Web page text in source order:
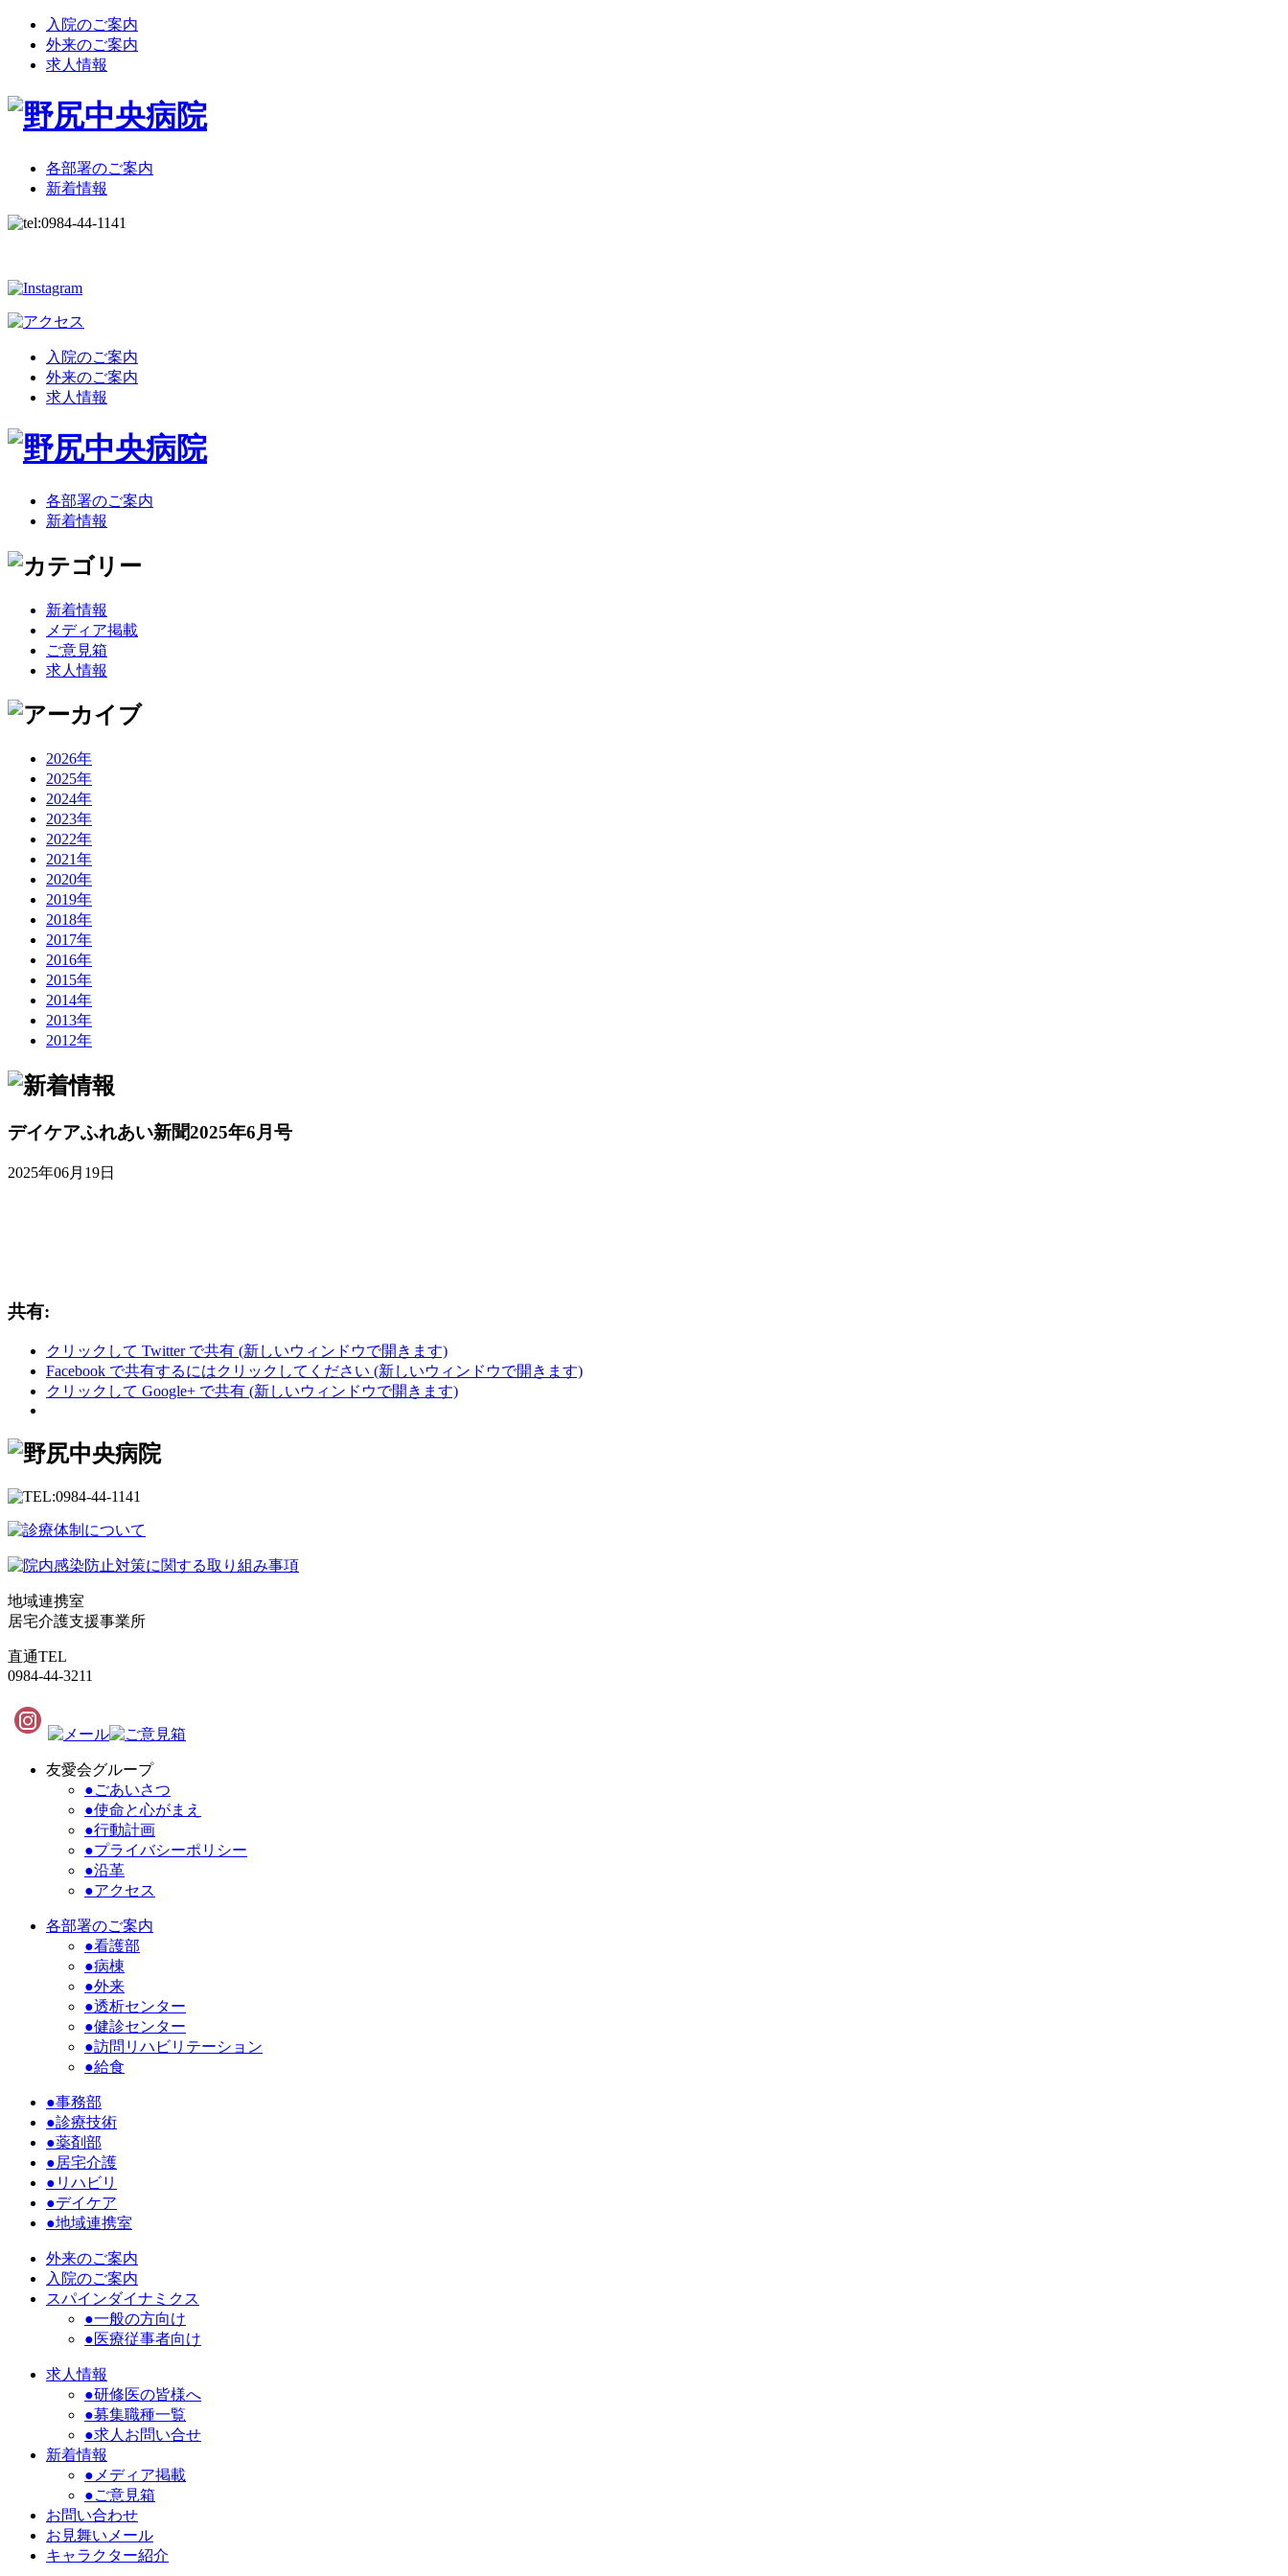
入院のご案内
外来のご案内
求人情報
各部署のご案内
新着情報
入院のご案内
外来のご案内
求人情報
各部署のご案内
新着情報
新着情報
メディア掲載
ご意見箱
求人情報
2026年
2025年
2024年
2023年
2022年
2021年
2020年
2019年
2018年
2017年
2016年
2015年
2014年
2013年
2012年
デイケアふれあい新聞2025年6月号
2025年06月19日
共有:
クリックして Twitter で共有 (新しいウィンドウで開きます)
Facebook で共有するにはクリックしてください (新しいウィンドウで開きます)
クリックして Google+ で共有 (新しいウィンドウで開きます)
地域連携室
居宅介護支援事業所
直通TEL
0984-44-3211
友愛会グループ
●ごあいさつ
●使命と心がまえ
●行動計画
●プライバシーポリシー
●沿革
●アクセス
各部署のご案内
●看護部
●病棟
●外来
●透析センター
●健診センター
●訪問リハビリテーション
●給食
●事務部
●診療技術
●薬剤部
●居宅介護
●リハビリ
●デイケア
●地域連携室
外来のご案内
入院のご案内
スパインダイナミクス
●一般の方向け
●医療従事者向け
求人情報
●研修医の皆様へ
●募集職種一覧
●求人お問い合せ
新着情報
●メディア掲載
●ご意見箱
お問い合わせ
お見舞いメール
キャラクター紹介